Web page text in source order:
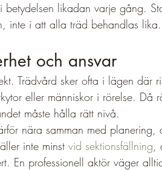
likadan varje gång.
inte i att alla träd behandlas lika.
och ansvar
Trädvård sker ofta i lägen där
eller människor i rörelse. Då
måste hålla rätt nivå.
nära samman med planering,
inte minst vid sektionsfällning,
En professionell aktör väger